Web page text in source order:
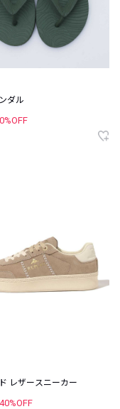
ダル
レザースニーカー
40%OFF